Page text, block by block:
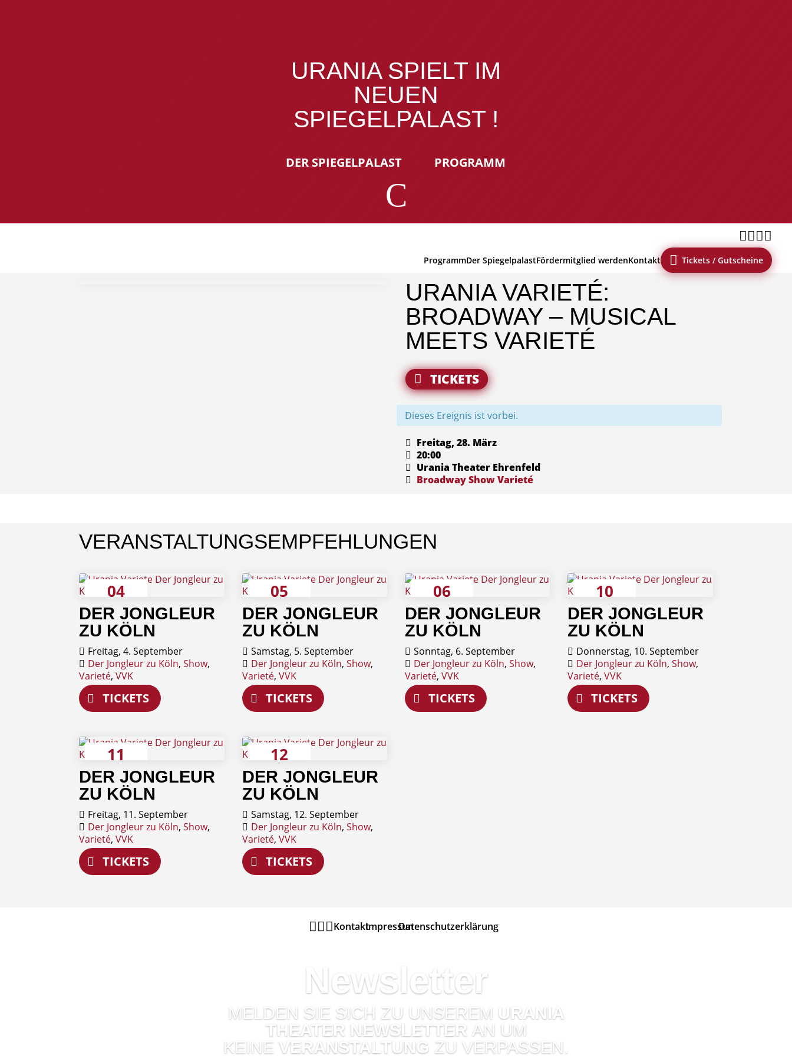
URANIA SPIELT IM
NEUEN
SPIEGELPALAST !
DER SPIEGELPALAST PROGRAMM
C

ProgrammDer SpiegelpalastFördermitglied werdenKontakt  Tickets / Gutscheine
URANIA VARIETÉ:
BROADWAY – MUSICAL
MEETS VARIETÉ
TICKETS
Dieses Ereignis ist vorbei.
Freitag, 28. März
20:00
Urania Theater Ehrenfeld
BroadwayShowVarieté
VERANSTALTUNGSEMPFEHLUNGEN
04
DER JONGLEUR
ZU KÖLN
Freitag, 4. September
Der Jongleur zu Köln,Show,
Varieté,VVK
TICKETS
05
DER JONGLEUR
ZU KÖLN
Samstag, 5. September
Der Jongleur zu Köln, Show,
Varieté, VVK
TICKETS
06
DER JONGLEUR
ZU KÖLN
Sonntag, 6. September
Der Jongleur zu Köln, Show,
Varieté, VVK
TICKETS
10
DER JONGLEUR
ZU KÖLN
Donnerstag, 10. September
Der Jongleur zu Köln,Show,
Varieté,VVK
TICKETS
11
DER JONGLEUR
ZU KÖLN
Freitag, 11. September
Der Jongleur zu Köln,Show,
Varieté,VVK
TICKETS
12
DER JONGLEUR
ZU KÖLN
Samstag, 12. September
Der Jongleur zu Köln, Show,
Varieté, VVK
TICKETS
KontaktImpressumDatenschutzerklärung
Newsletter
MELDEN SIE SICH ZU UNSEREM URANIA
THEATER NEWSLETTER AN UM
KEINE VERANSTALTUNG ZU VERPASSEN.